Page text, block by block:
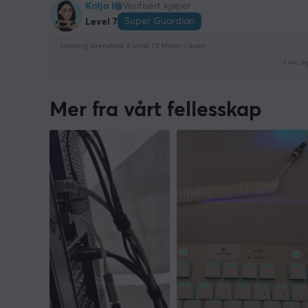
Katja I
Verifisert kjøper
Level 7
Super Guardian
Lanberg Grenuttak 3-uttak 1.5 Meter - Svart
3 wk.
Mer fra vårt fellesskap